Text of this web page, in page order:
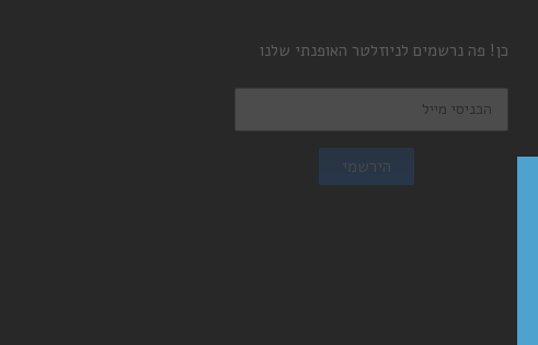
הירשמי
כן! פה נרשמים לניוזלטר האופנתי שלנו